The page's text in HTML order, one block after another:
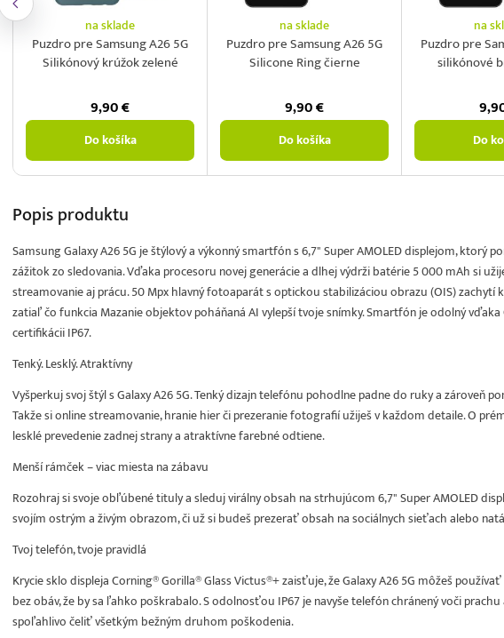
na sklade
Puzdro pre Samsung A26 5G
Silikónový krúžok zelené
9,90€
Do košíka
na sklade
Puzdro pre Samsung A26 5G
Silicone Ring čierne
9,90€
Do košíka
na
Puzdro pre
silikónové
Do
Popisproduktu
Samsung Galaxy A26 5G je štýlový a výkonný smartfón s 6,7" Super AMOLED displejom, ktorý
zážitok zo sledovania. Vďaka procesoru novej generácie a dlhej výdrži batérie 5 000 mAh si
streamovanie aj prácu. 50 Mpx hlavný fotoaparát s optickou stabilizáciou obrazu (OIS) zachytí
zatiaľ čo funkcia Mazanie objektov poháňaná AI vylepší tvoje snímky. Smartfón je odolný
certifikácii IP67.
Tenký. Lesklý. Atraktívny
Vyšperkuj svoj štýl s Galaxy A26 5G. Tenký dizajn telefónu pohodlne padne do ruky a zároveň
Takže si online streamovanie, hranie hier či prezeranie fotografií užiješ v každom detaile. O
lesklé prevedenie zadnej strany a atraktívne farebné odtiene.
Menší rámček – viac miesta na zábavu
Rozohraj si svoje obľúbené tituly a sleduj virálny obsah na strhujúcom 6,7" Super AMOLED
svojím ostrým a živým obrazom, či už si budeš prezerať obsah na sociálnych sieťach alebo
Tvoj telefón, tvoje pravidlá
Krycie sklo displeja Corning® Gorilla® Glass Victus®+ zaisťuje, že Galaxy A26 5G môžeš
bez obáv, že by sa ľahko poškrabalo. S odolnosťou IP67 je navyše telefón chránený voči
spoľahlivo čeliť všetkým bežným druhom poškodenia.